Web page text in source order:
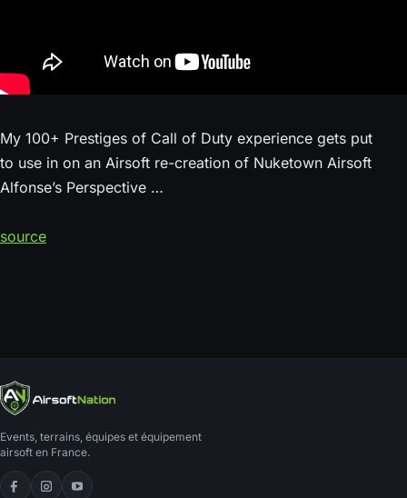
My 100+ Prestiges of Call of Duty experience gets put
to use in on an Airsoft re-creation of Nuketown Airsoft
Alfonse’s Perspective …
source
Events, terrains, équipes et équipement
airsoft en France.